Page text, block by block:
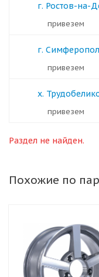
г. Ростов-на-
Привезем
г.
Привезем
х.
Привезем
Раздел не найден.
Похожие по